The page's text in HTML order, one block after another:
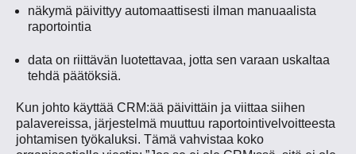
näkymä päivittyy automaattisesti ilman manuaalista
raportointia
data on riittävän luotettavaa, jotta sen varaan uskaltaa
tehdä päätöksiä.
Kun johto käyttää CRM:ää päivittäin ja viittaa siihen
palavereissa, järjestelmä muuttuu raportointivelvoitteesta
johtamisen työkaluksi. Tämä vahvistaa koko